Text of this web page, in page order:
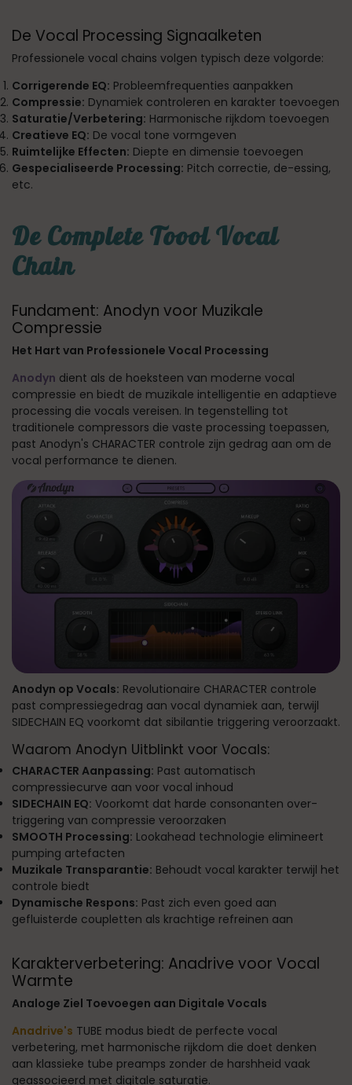
De Vocal Processing Signaalketen
Professionele vocal chains volgen typisch deze volgorde:
Corrigerende EQ: Probleemfrequenties aanpakken
Compressie: Dynamiek controleren en karakter toevoegen
Saturatie/Verbetering: Harmonische rijkdom toevoegen
Creatieve EQ: De vocal tone vormgeven
Ruimtelijke Effecten: Diepte en dimensie toevoegen
Gespecialiseerde Processing: Pitch correctie, de-essing,
etc.
De Complete Toool Vocal
Chain
Fundament: Anodyn voor Muzikale
Compressie
Het Hart van Professionele Vocal Processing
Anodyn dient als de hoeksteen van moderne vocal
compressie en biedt de muzikale intelligentie en adaptieve
processing die vocals vereisen. In tegenstelling tot
traditionele compressors die vaste processing toepassen,
past Anodyn's CHARACTER controle zijn gedrag aan om de
vocal performance te dienen.
Anodyn op Vocals: Revolutionaire CHARACTER controle
past compressiegedrag aan vocal dynamiek aan, terwijl
SIDECHAIN EQ voorkomt dat sibilantie triggering veroorzaakt.
Waarom Anodyn Uitblinkt voor Vocals:
CHARACTER Aanpassing: Past automatisch
compressiecurve aan voor vocal inhoud
SIDECHAIN EQ: Voorkomt dat harde consonanten over-
triggering van compressie veroorzaken
SMOOTH Processing: Lookahead technologie elimineert
pumping artefacten
Muzikale Transparantie: Behoudt vocal karakter terwijl het
controle biedt
Dynamische Respons: Past zich even goed aan
gefluisterde coupletten als krachtige refreinen aan
Karakterverbetering: Anadrive voor Vocal
Warmte
Analoge Ziel Toevoegen aan Digitale Vocals
Anadrive's TUBE modus biedt de perfecte vocal
verbetering, met harmonische rijkdom die doet denken
aan klassieke tube preamps zonder de harshheid vaak
geassocieerd met digitale saturatie.